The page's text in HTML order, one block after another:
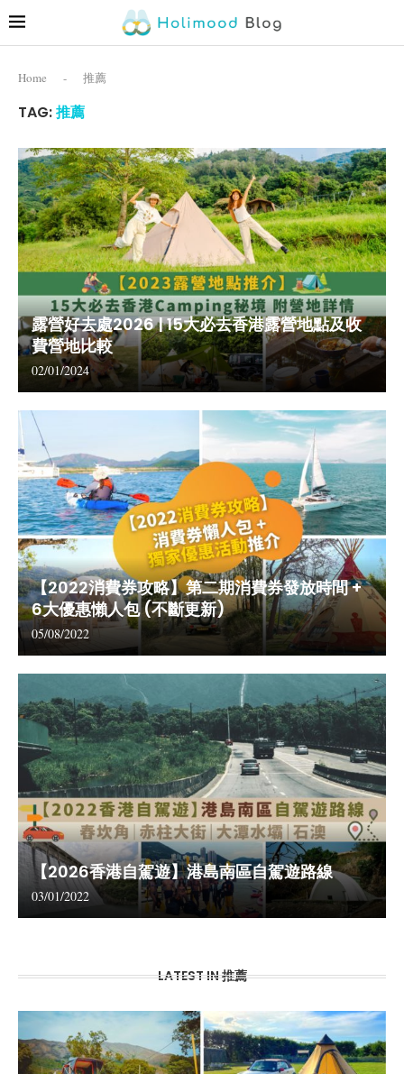
Home - 推薦
TAG:推薦
露營好去處2026 | 15大必去香港露營地點及收
費營地比較
02/01/2024
【2022消費券攻略】第二期消費券發放時間 +
6大優惠懶人包 (不斷更新)
05/08/2022
【2026香港自駕遊】港島南區自駕遊路線
03/01/2022
LATEST IN 推薦